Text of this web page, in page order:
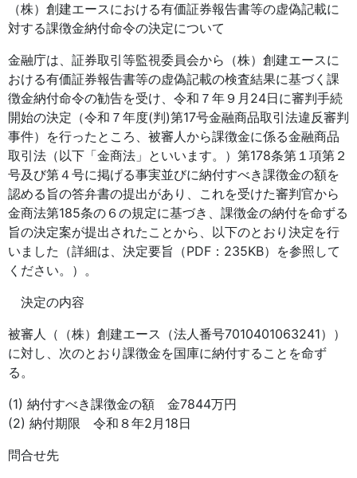
（株）創建エースにおける有価証券報告書等の虚偽記載に
対する課徴金納付命令の決定について
金融庁は、証券取引等監視委員会から（株）創建エースに
おける有価証券報告書等の虚偽記載の検査結果に基づく課
徴金納付命令の勧告を受け、令和７年９月24日に審判手続
開始の決定（令和７年度(判)第17号金融商品取引法違反審判
事件）を行ったところ、被審人から課徴金に係る金融商品
取引法（以下「金商法」といいます。）第178条第１項第２
号及び第４号に掲げる事実並びに納付すべき課徴金の額を
認める旨の答弁書の提出があり、これを受けた審判官から
金商法第185条の６の規定に基づき、課徴金の納付を命ずる
旨の決定案が提出されたことから、以下のとおり決定を行
いました（詳細は、決定要旨（PDF：235KB）を参照して
ください。）。
決定の内容
被審人（（株）創建エース（法人番号7010401063241））
に対し、次のとおり課徴金を国庫に納付することを命ず
る。
(1) 納付すべき課徴金の額 金7844万円
(2) 納付期限 令和８年2月18日
問合せ先